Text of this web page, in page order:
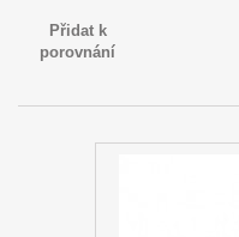
Přidat k
porovnání